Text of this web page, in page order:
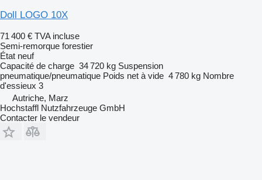
Doll LOGO 10X
71 400 € TVA incluse
Semi-remorque forestier
État neuf
Capacité de charge 34 720 kg Suspension
pneumatique/pneumatique Poids net à vide 4 780 kg Nombre
d'essieux 3
Autriche, Marz
Hochstaffl Nutzfahrzeuge GmbH
Contacter le vendeur